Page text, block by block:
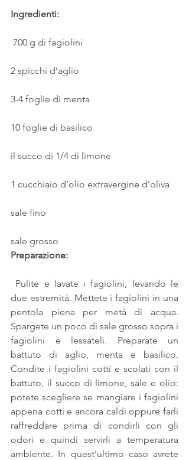
Ingredienti:
700 g di fagiolini
2 spicchi d’aglio
3-4 foglie di menta
10 foglie di basilico
il succo di 1/4 di limone
1 cucchiaio d’olio extravergine d’oliva
sale fino
sale grosso
Preparazione:
due estremità. Mettete i fagiolini in una
pentola piena per metà di acqua.
Spargete un poco di sale grosso sopra i
fagiolini e lessateli. Preparate un
battuto di aglio, menta e basilico.
Condite i fagiolini cotti e scolati con il
battuto, il succo di limone, sale e olio:
potete scegliere se mangiare i fagiolini
appena cotti e ancora caldi oppure farli
raffreddare prima di condirli con gli
odori e quindi servirli a temperatura
ambiente. In quest’ultimo caso avrete